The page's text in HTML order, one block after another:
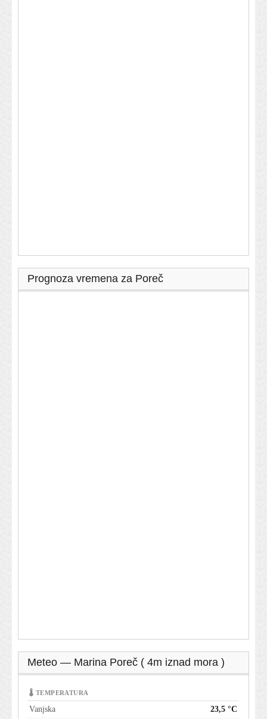
Prognoza vremena za Poreč
Meteo — Marina Poreč ( 4m iznad mora )
🌡 TEMPERATURA
Vanjska 23,5 °C